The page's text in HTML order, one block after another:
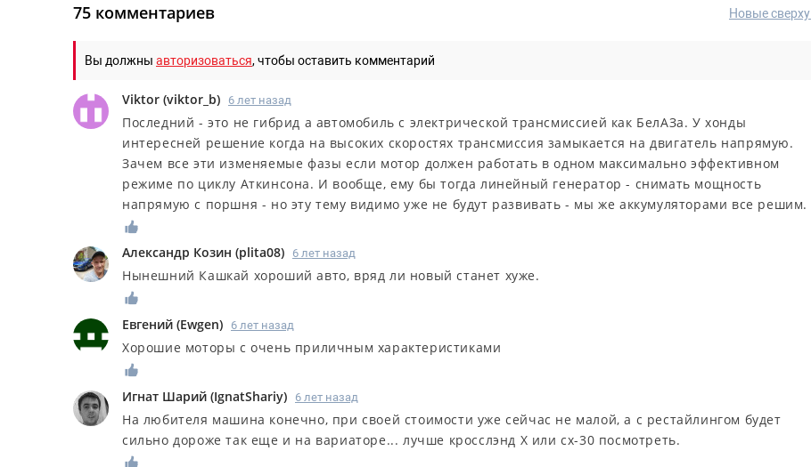
Новые сверху
75 комментариев
Вы должны авторизоваться, чтобы оставить комментарий
Viktor (viktor_b) 6 лет назад
Последний - это не гибрид а автомобиль с электрической трансмиссией как БелАЗа. У хонды
интересней решение когда на высоких скоростях трансмиссия замыкается на двигатель напрямую.
Зачем все эти изменяемые фазы если мотор должен работать в одном максимально эффективном
режиме по циклу Аткинсона. И вообще, ему бы тогда линейный генератор - снимать мощность
напрямую с поршня - но эту тему видимо уже не будут развивать - мы же аккумуляторами все решим.
Александр Козин (plita08) 6 лет назад
Нынешний Кашкай хороший авто, вряд ли новый станет хуже.
Евгений (Ewgen) 6 лет назад
Хорошие моторы с очень приличным характеристиками
Игнат Шарий (IgnatShariy) 6 лет назад
На любителя машина конечно, при своей стоимости уже сейчас не малой, а с рестайлингом будет
сильно дороже так еще и на вариаторе... лучше кросслэнд Х или сх-30 посмотреть.